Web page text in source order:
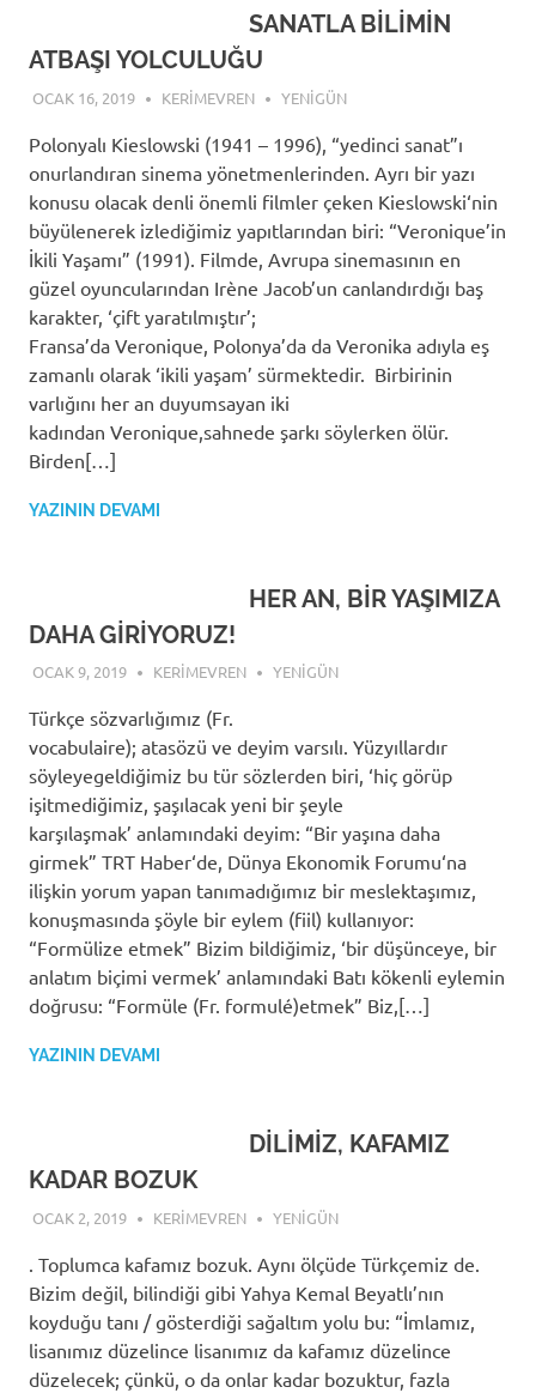
SANATLA BİLİMİN
ATBAŞI YOLCULUĞU
OCAK 16, 2019 KERIMEVREN YENIGÜN
Polonyalı Kieslowski (1941 – 1996), “yedinci sanat”ı
onurlandıran sinema yönetmenlerinden. Ayrı bir yazı
konusu olacak denli önemli filmler çeken Kieslowski‘nin
büyülenerek izlediğimiz yapıtlarından biri: “Veronique’in
İkili Yaşamı” (1991). Filmde, Avrupa sinemasının en
güzel oyuncularından Irène Jacob’un canlandırdığı baş
karakter, ‘çift yaratılmıştır’;
Fransa’da Veronique, Polonya’da da Veronika adıyla eş
zamanlı olarak ‘ikili yaşam’ sürmektedir. Birbirinin
varlığını her an duyumsayan iki
kadından Veronique,sahnede şarkı söylerken ölür.
Birden[…]
YAZININ DEVAMI
HER AN, BİR YAŞIMIZA
DAHA GİRİYORUZ!
OCAK 9, 2019 KERIMEVREN YENIGÜN
Türkçe sözvarlığımız (Fr.
vocabulaire); atasözü ve deyim varsılı. Yüzyıllardır
söyleyegeldiğimiz bu tür sözlerden biri, ‘hiç görüp
işitmediğimiz, şaşılacak yeni bir şeyle
karşılaşmak’ anlamındaki deyim: “Bir yaşına daha
girmek” TRT Haber‘de, Dünya Ekonomik Forumu‘na
ilişkin yorum yapan tanımadığımız bir meslektaşımız,
konuşmasında şöyle bir eylem (fiil) kullanıyor:
“Formülize etmek” Bizim bildiğimiz, ‘bir düşünceye, bir
anlatım biçimi vermek’ anlamındaki Batı kökenli eylemin
doğrusu: “Formüle (Fr. formulé)etmek” Biz,[…]
YAZININ DEVAMI
DİLİMİZ, KAFAMIZ
KADAR BOZUK
OCAK 2, 2019 KERIMEVREN YENIGÜN
. Toplumca kafamız bozuk. Aynı ölçüde Türkçemiz de.
Bizim değil, bilindiği gibi Yahya Kemal Beyatlı’nın
koyduğu tanı / gösterdiği sağaltım yolu bu: “İmlamız,
lisanımız düzelince lisanımız da kafamız düzelince
düzelecek; çünkü, o da onlar kadar bozuktur, fazla